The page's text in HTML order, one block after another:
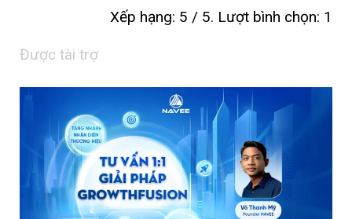
Xếp hạng: 5 / 5. Lượt bình chọn: 1
Được tài trợ